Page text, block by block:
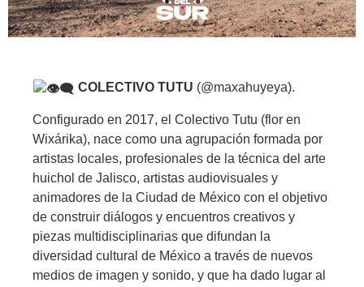
COLECTIVO TUTU (@maxahuyeya).
Configurado en 2017, el Colectivo Tutu (flor en
Wixárika), nace como una agrupación formada por
artistas locales, profesionales de la técnica del arte
huichol de Jalisco, artistas audiovisuales y
animadores de la Ciudad de México con el objetivo
de construir diálogos y encuentros creativos y
piezas multidisciplinarias que difundan la
diversidad cultural de México a través de nuevos
medios de imagen y sonido, y que ha dado lugar al